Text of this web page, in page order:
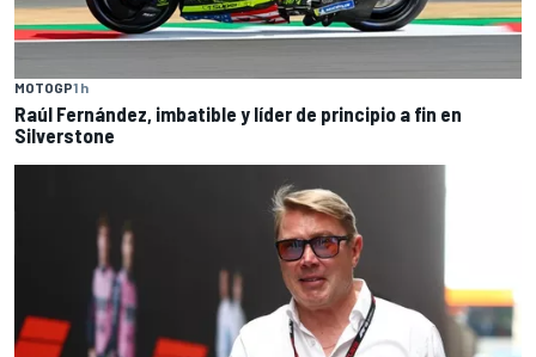
MOTOGP1 h
Raúl Fernández, imbatible y líder de principio a fin en
Silverstone